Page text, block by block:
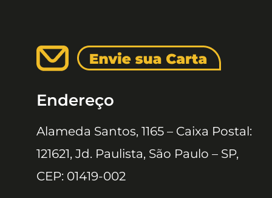
Endereço
Alameda Santos, 1165 – Caixa Postal:
121621, Jd. Paulista, São Paulo – SP,
CEP: 01419-002